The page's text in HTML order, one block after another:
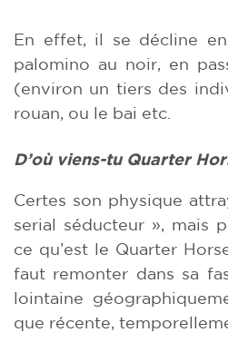
En effet, il se décline en
palomino au noir, en
(environ un tiers des
rouan, ou le bai etc.
D’où viens-tu Quarter
Certes son physique
serial séducteur », mais
ce qu’est le Quarter
faut remonter dans sa
lointaine
que récente,